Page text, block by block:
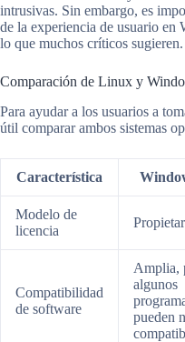
intrusivas. Sin embargo, es
de la experiencia de usuario en
lo que muchos críticos sugieren.
Comparación de Linux y
Para ayudar a los usuarios a
útil comparar ambos sistemas
Característica
Modelo de
licencia
Compatibilidad
de software
Amplia,
algunos
pueden